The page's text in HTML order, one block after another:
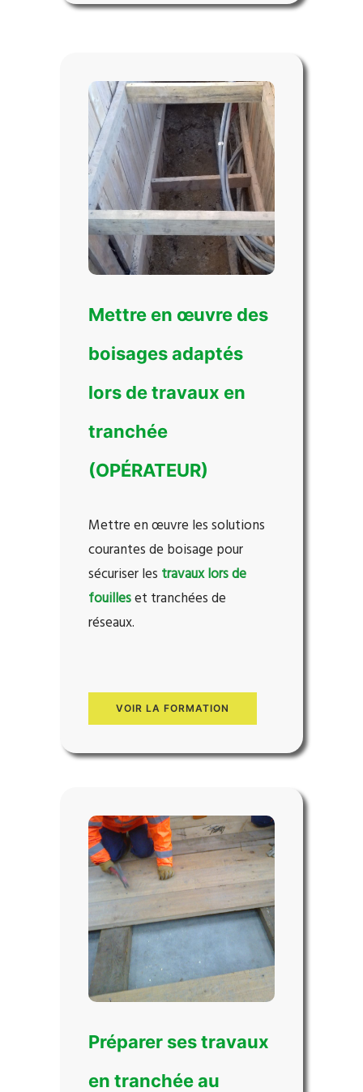
Mettre en œuvre des
boisages adaptés
lors de travaux en
tranchée
(OPÉRATEUR)
Mettre en œuvre les solutions
courantes de boisage pour
sécuriser les travaux lors de
fouilleset tranchées de
réseaux.
VOIR LA FORMATION
Préparer ses travaux
en tranchée au